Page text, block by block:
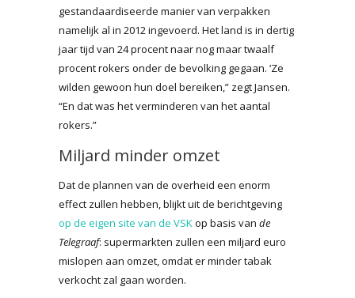
gestandaardiseerde manier van verpakken
namelijk al in 2012 ingevoerd. Het land is in dertig
jaar tijd van 24 procent naar nog maar twaalf
procent rokers onder de bevolking gegaan. ‘Ze
wilden gewoon hun doel bereiken,” zegt Jansen.
“En dat was het verminderen van het aantal
rokers.”
Miljard minder omzet
Dat de plannen van de overheid een enorm
effect zullen hebben, blijkt uit de berichtgeving
op de eigen site van de VSKop basis van de
Telegraaf: supermarkten zullen een miljard euro
mislopen aan omzet, omdat er minder tabak
verkocht zal gaan worden.